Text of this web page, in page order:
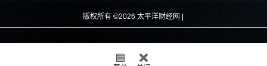
版权所有 ©2026 太平洋财经网 |